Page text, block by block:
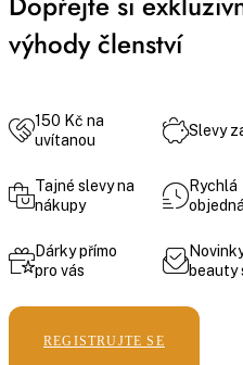
výhody členství
150 Kč na
uvítanou
Slevy
Tajné slevy na
nákupy
Rychlá
Dárky přímo
pro vás
beauty
REGISTRUJTE SE